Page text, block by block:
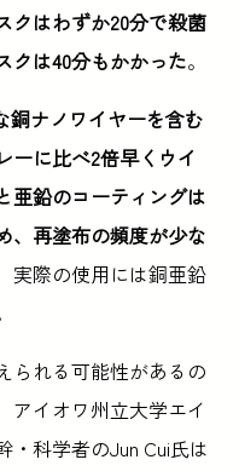
クはわずか20分で殺菌
クは40分もかかった。
銅ナノワイヤーを含む
ーに比べ2倍早くウイ
亜鉛のコーティングは
、再塗布の頻度が少な
実際の使用には銅亜鉛
られる可能性があるの
アイオワ州立大学エイ
・科学者のJun Cui氏は